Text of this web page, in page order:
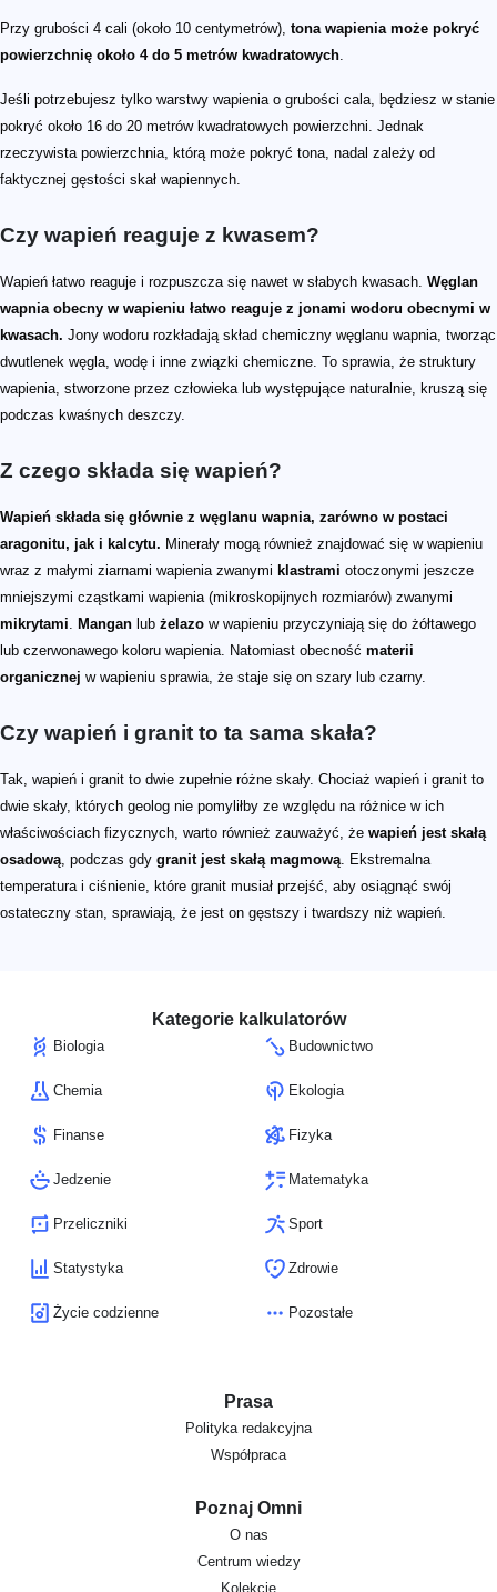
Przy grubości 4 cali (około 10 centymetrów), tona wapienia może pokryć
powierzchnię około 4 do 5 metrów kwadratowych
Jeśli potrzebujesz tylko warstwy wapienia o grubości cala, będziesz w stanie
pokryć około 16 do 20 metrów kwadratowych powierzchni. Jednak
rzeczywista powierzchnia, którą może pokryć tona, nadal zależy od
faktycznej gęstości skał wapiennych.
Czy wapień reaguje z kwasem?
Wapień łatwo reaguje i rozpuszcza się nawet w słabych kwasach. Węglan
wapnia obecny w wapieniu łatwo reaguje z jonami wodoru obecnymi w
kwasach. Jony wodoru rozkładają skład chemiczny węglanu wapnia, tworząc
dwutlenek węgla, wodę i inne związki chemiczne. To sprawia, że struktury
wapienia, stworzone przez człowieka lub występujące naturalnie, kruszą się
podczas kwaśnych deszczy.
Z czego składa się wapień?
Wapień składa się głównie z węglanu wapnia, zarówno w postaci
aragonitu, jak i kalcytu. Minerały mogą również znajdować się w wapieniu
wraz z małymi ziarnami wapienia zwanymi klastrami otoczonymi jeszcze
mniejszymi cząstkami wapienia (mikroskopijnych rozmiarów) zwanymi
mikrytami Mangan lub żelazo w wapieniu przyczyniają się do żółtawego
lub czerwonawego koloru wapienia. Natomiast obecność materii
organicznej w wapieniu sprawia, że staje się on szary lub czarny.
Czy wapień i granit to ta sama skała?
Tak, wapień i granit to dwie zupełnie różne skały. Chociaż wapień i granit to
dwie skały, których geolog nie pomyliłby ze względu na różnice w ich
właściwościach fizycznych, warto również zauważyć, że wapień jest skałą
osadową , podczas gdy granit jest skałą magmową . Ekstremalna
temperatura i ciśnienie, które granit musiał przejść, aby osiągnąć swój
ostateczny stan, sprawiają, że jest on gęstszy i twardszy niż wapień.
Kategorie kalkulatorów
Biologia Budownictwo
Chemia Ekologia
Finanse Fizyka
Jedzenie Matematyka
Przeliczniki Sport
Statystyka Zdrowie
Życie codzienne Pozostałe
Prasa
Polityka redakcyjna
Współpraca
Poznaj Omni
O nas
Centrum wiedzy
Kolekcje